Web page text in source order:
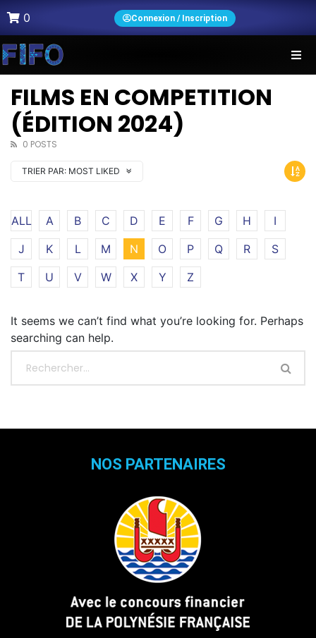
0 Connexion / Inscription
FILMS EN COMPETITION
(ÉDITION 2024)
0 POSTS
TRIER PAR: MOST LIKED
ALL A B C D E F G H
I
J
K L M N O P Q R
S
T
U V W X Y Z
It seems we can’t find what you’re looking for. Perhaps
searching can help.
NOS PARTENAIRES